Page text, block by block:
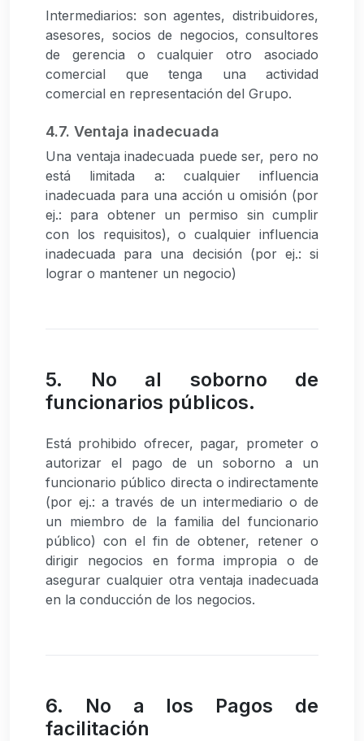
Intermediarios: son agentes, distribuidores,
asesores, socios de negocios, consultores
de gerencia o cualquier otro asociado
comercial que tenga una actividad
comercial en representación del Grupo.
4.7. Ventaja inadecuada
Una ventaja inadecuada puede ser, pero no
está limitada a: cualquier influencia
inadecuada para una acción u omisión (por
ej.: para obtener un permiso sin cumplir
con los requisitos), o cualquier influencia
inadecuada para una decisión (por ej.: si
lograr o mantener un negocio)
5. No al soborno de
funcionarios públicos.
Está prohibido ofrecer, pagar, prometer o
autorizar el pago de un soborno a un
funcionario público directa o indirectamente
(por ej.: a través de un intermediario o de
un miembro de la familia del funcionario
público) con el fin de obtener, retener o
dirigir negocios en forma impropia o de
asegurar cualquier otra ventaja inadecuada
en la conducción de los negocios.
6. No a los Pagos de
facilitación